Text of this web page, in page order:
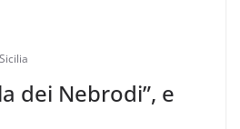
dei Nebrodi”, e